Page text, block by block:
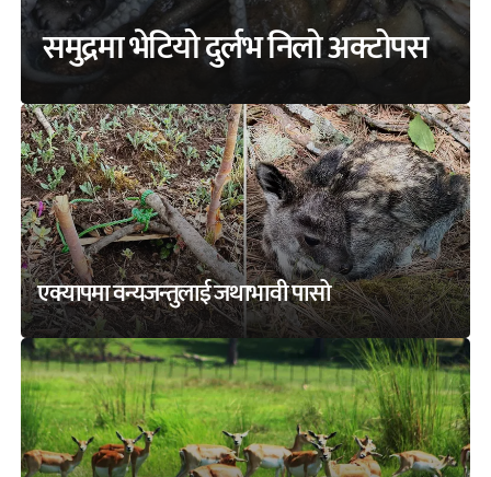
समुद्रमा भेटियो दुर्लभ निलो अक्टोपस
एक्यापमा वन्यजन्तुलाई जथाभावी पासो